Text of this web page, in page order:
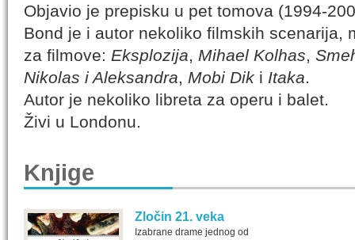
Objavio je prepisku u pet tomova (1994-
Bond je i autor nekoliko filmskih scenarija,
za filmove: Eksplozija, Mihael Kolhas,
Nikolas i Aleksandra, Mobi Dik i Itaka.
Autor je nekoliko libreta za operu i balet.
Živi u Londonu.
Knjige
Zločin 21. veka
Izabrane drame jednog od